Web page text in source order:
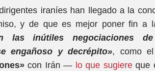
iraníes han llegado a la
y de que es mejor poner fin a
las inútiles negociaciones
engañoso y decrépito», como el
con Irán — lo que sugiereque